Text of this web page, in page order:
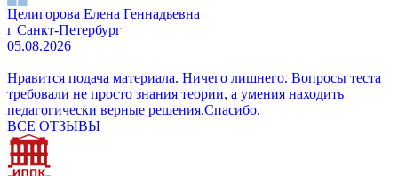
Целигорова Елена Геннадьевна
г Санкт-Петербург
05.08.2026
Нравится подача материала. Ничего лишнего. Вопросы теста
требовали не просто знания теории, а умения находить
педагогически верные решения.Спасибо.
ВСЕ ОТЗЫВЫ